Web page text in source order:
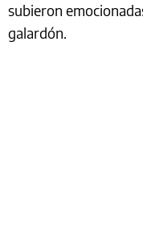
subieron
galardón.